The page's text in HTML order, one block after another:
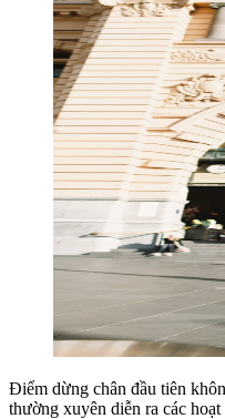
Điểm dừng chân đầu tiên
thường xuyên diễn ra các